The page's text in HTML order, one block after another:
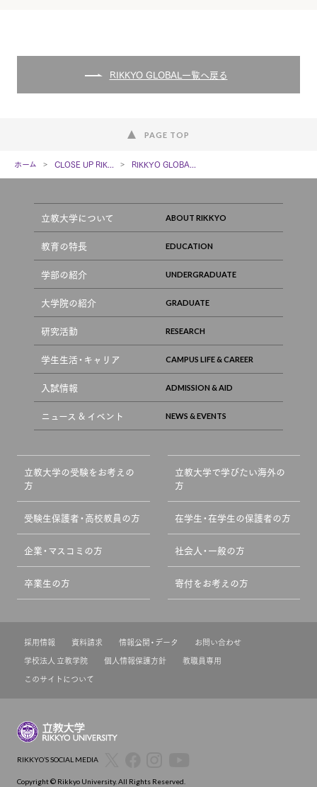
RIKKYO GLOBAL一覧へ戻る
PAGE TOP
ホーム CLOSE UP RIK... RIKKYO GLOBA...
立教大学について
教育の特長
学部の紹介
大学院の紹介
研究活動
学生生活・キャリア
入試情報
ニュース & イベント
立教大学の受験をお考えの
方
立教大学で学びたい海外の
方
受験生保護者・高校教員の方 在学生・在学生の保護者の方
企業・マスコミの方 社会人・一般の方
卒業生の方 寄付をお考えの方
採用情報 資料請求 情報公開・データ
お問い合わせ
学校法人 立教学院
個人情報保護方針
教職員専用
このサイトについて
Copyright © Rikkyo University. All Rights Reserved.
RIKKYO’S SOCIAL MEDIA